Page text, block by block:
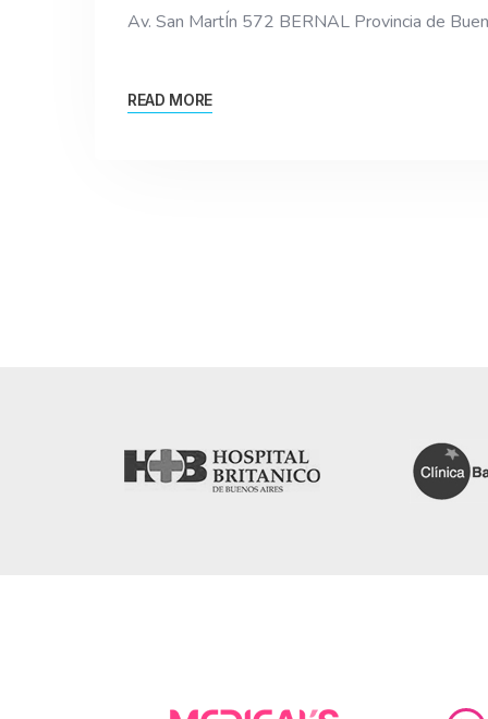
Av. San MartÍn 572 BERNAL Provincia de
READ MORE